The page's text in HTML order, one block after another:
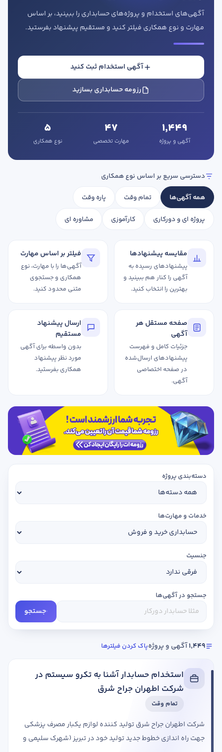
آگهی‌های استخدام و پروژه‌های حسابداری را ببینید، بر اساس
مهارت و نوع همکاری فیلتر کنید و مستقیم پیشنهاد بفرستید.
آگهی استخدام ثبت کنید
رزومه حسابداری بسازید
1,449
آگهی و پروژه
47
مهارت تخصصی
5
نوع همکاری
دسترسی سریع بر اساس نوع همکاری
همه آگهی‌ها تمام وقت پاره وقت
پروژه ای و دورکاری کارآموزی مشاوره ای
مقایسه پیشنهادها
پیشنهادهای رسیده به
آگهی را کنار هم ببینید و
بهترین را انتخاب کنید.
فیلتر بر اساس مهارت
آگهی‌ها را با مهارت، نوع
همکاری و جستجوی
متنی محدود کنید.
صفحه مستقل هر
آگهی
جزئیات کامل و فهرست
پیشنهادهای ارسال‌شده
در صفحه اختصاصی
آگهی.
ارسال پیشنهاد
مستقیم
بدون واسطه برای آگهی
مورد نظر پیشنهاد
همکاری بفرستید.
دسته‌بندی پروژه
خدمات و مهارت‌ها
جنسیت
جستجو در آگهی‌ها
جستجو
1,449آگهی و پروژهپاک کردن فیلترها
استخدام حسابدار آشنا به تکرو سیستم در
شرکت اطهران جراح شرق
تمام وقت
شرکت اطهران جراح شرق تولید کننده لوازم یکبار مصرف پزشکی
جهت راه اندازی خطوط جدید تولید خود در تبریز (شهرک سلیمی و
در صورتی که سابقه دارید ، چه مهارت هایی در حسابداری دارید؟
هدف شما از آموزش چیست ؟
ارتقا
استخدام و شروع کار حسابداری
هدف بلند مدت شما از آموزش چیست ؟
تدریس
ارتقا به حسابدار حرفه ای
درخواست تعیین سطح